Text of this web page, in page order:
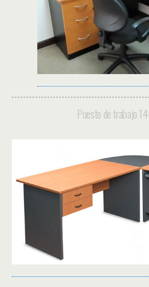
Puesto de trabajo